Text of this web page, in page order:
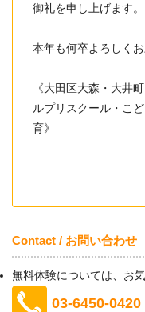
御礼を申し上げます。
本年も何卒よろしく
《大田区大森・大井
ルプリスクール・こ
育》
Contact / お問い合わせ
無料体験については、お
03-6450-0420